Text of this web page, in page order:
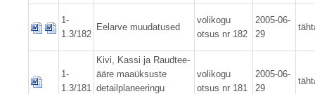
1-
1.3/182
Eelarve muudatused
volikogu
otsus nr 182
2005-06-
29
1-
1.3/181
Kivi, Kassi ja Raudtee-
ääre maaüksuste
detailplaneeringu
volikogu
otsus nr 181
2005-06-
29